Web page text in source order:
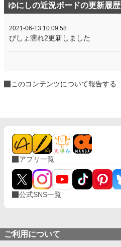
ゆにしの近況ボードの更新履歴
2021-06-13 10:09:58
びしょ濡れ2更新しました
このコンテンツについて報告する
アプリ一覧
公式SNS一覧
ご利用について